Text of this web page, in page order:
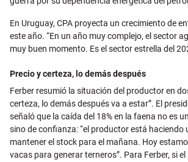
En Uruguay, CPA proyecta un crecimiento de
este año. “En un año muy complejo, el sector
muy buen momento. Es el sector estrella del
Precio y certeza, lo demás después
Ferber resumió la situación del productor en
certeza, lo demás después va a estar”. El
señaló que la caída del 18% en la faena no es
sino de confianza: “el productor está haciendo
mantener el stock para el mañana. Hoy
vacas para generar terneros”. Para Ferber, si